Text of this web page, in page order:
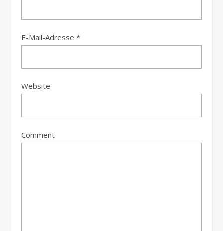
E-Mail-Adresse *
Website
Comment